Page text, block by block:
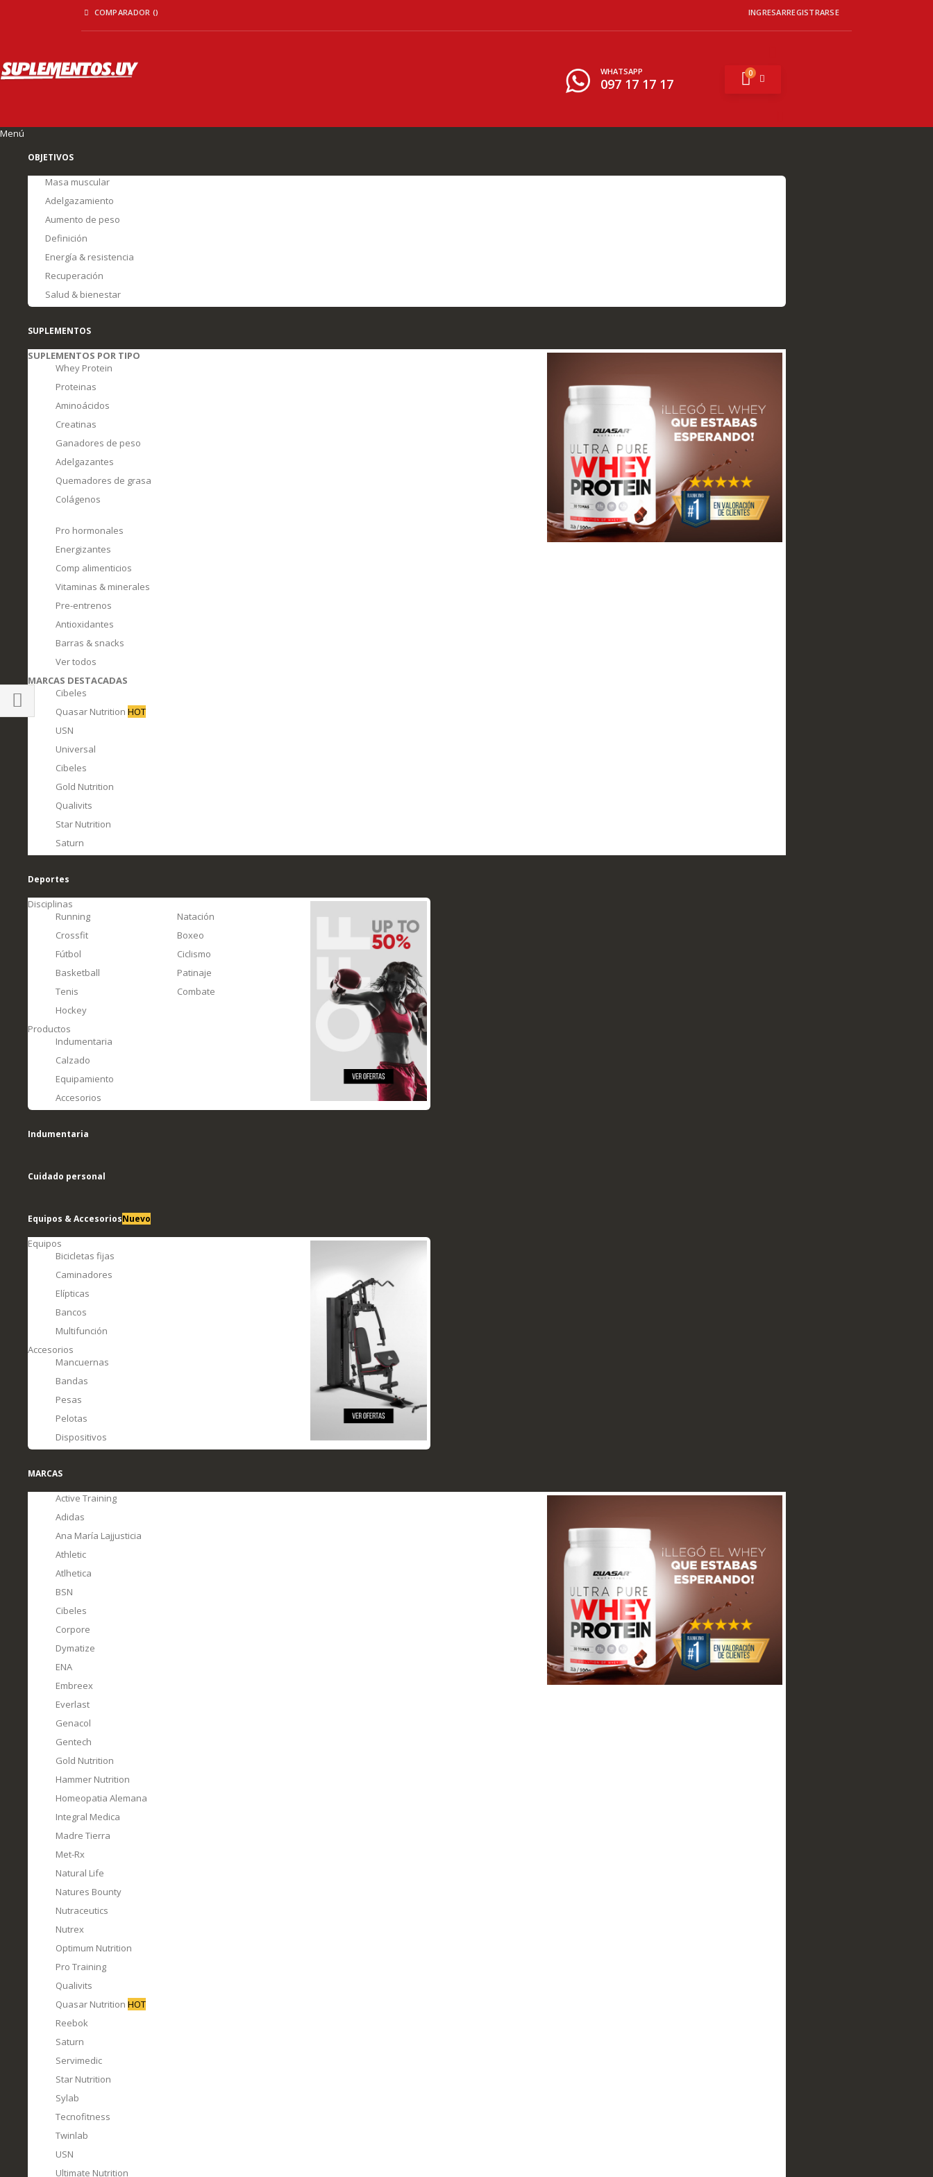
Ir
COMPARADOR () INGRESARREGISTRARSE
Mi cesta
0
WHATSAPP
097 17 17 17
Menú
OBJETIVOS
Masa muscular
Adelgazamiento
Aumento de peso
Definición
Energía & resistencia
Recuperación
Salud & bienestar
SUPLEMENTOS
SUPLEMENTOS POR TIPO
Whey Protein
Proteinas
Aminoácidos
Creatinas
Ganadores de peso
Adelgazantes
Quemadores de grasa
Colágenos
Pro hormonales
Energizantes
Comp alimenticios
Vitaminas & minerales
Pre-entrenos
Antioxidantes
Barras & snacks
Ver todos
MARCAS DESTACADAS
Cibeles
Quasar Nutrition HOT
USN
Universal
Cibeles
Gold Nutrition
Qualivits
Star Nutrition
Saturn
Deportes
Disciplinas
Running
Crossfit
Fútbol
Basketball
Tenis
Hockey
Natación
Boxeo
Ciclismo
Patinaje
Combate
Productos
Indumentaria
Calzado
Equipamiento
Accesorios
Indumentaria
Cuidado personal
Equipos & AccesoriosNuevo
Equipos
Bicicletas fijas
Caminadores
Elípticas
Bancos
Multifunción
Accesorios
Mancuernas
Bandas
Pesas
Pelotas
Dispositivos
MARCAS
Active Training
Adidas
Ana María Lajjusticia
Athletic
Atlhetica
BSN
Cibeles
Corpore
Dymatize
ENA
Embreex
Everlast
Genacol
Gentech
Gold Nutrition
Hammer Nutrition
Homeopatia Alemana
Integral Medica
Madre Tierra
Met-Rx
Natural Life
Natures Bounty
Nutraceutics
Nutrex
Optimum Nutrition
Pro Training
Qualivits
Quasar Nutrition HOT
Reebok
Saturn
Servimedic
Star Nutrition
Sylab
Tecnofitness
Twinlab
USN
Ultimate Nutrition
Comprar